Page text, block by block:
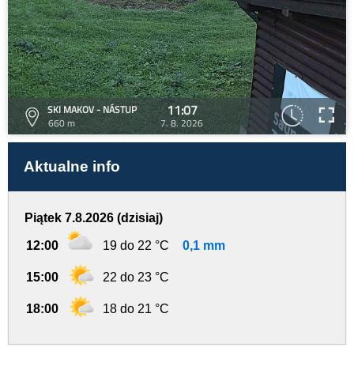
SKI MAKOV - NÁSTUP
660 m
11:07
7. 8. 2026
Aktualne info
Piątek 7.8.2026 (dzisiaj)
12:00 19 do 22 °C 0,1 mm
15:00 22 do 23 °C
18:00 18 do 21 °C